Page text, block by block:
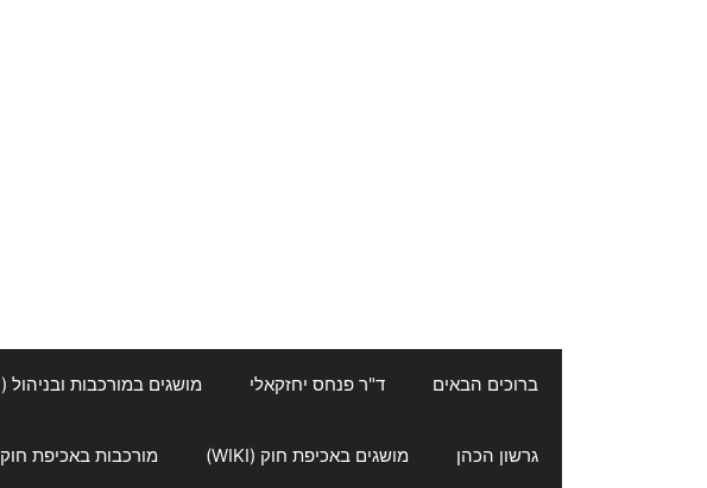
ברוכים הבאים ד"ר פנחס יחזקאלי מושגים במורכבות ובניהול (WIKI)
גרשון הכהן מושגים באכיפת חוק (WIKI) מורכבות באכיפת חוק